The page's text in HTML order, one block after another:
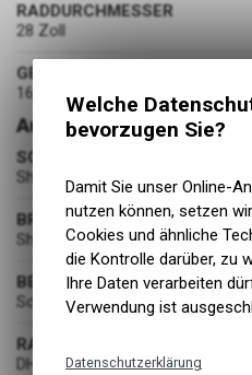
RADDURCHMESSER
28 Zoll
GEWICHT
16.6 kg
Ausstattung
SCHALTUNG
Shimano Alivio RD-M3100 9-Gang
BREMSEN
Shimano MT200 180/180
BEREIFUNG
Schwalbe Road Cruiser 37-622
RADSATZ
DH-3D37-QR / FH-M3050
Welche
bevorzugen Sie?
Damit Sie unser Online-
nutzen können, setzen
Cookies und ähnliche
die Kontrolle darüber, zu
Ihre Daten verarbeiten
Verwendung ist
Datenschutzerklärung